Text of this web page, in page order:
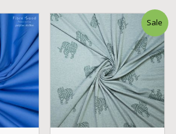
Sale
Oorspronkelijke
prijs
was:
€ 1,69.
Huidige
prijs
is:
€ 0,80.